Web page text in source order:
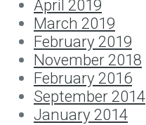
April 2019
March 2019
February 2019
November 2018
February 2016
September 2014
January 2014